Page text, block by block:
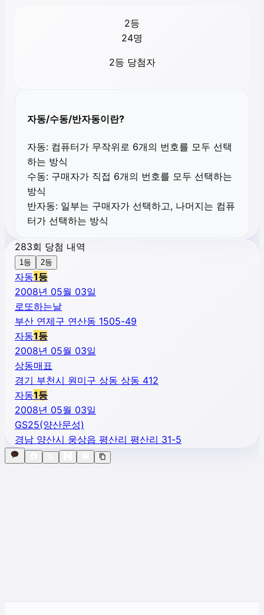
2등
24명
2등 당첨자
자동/수동/반자동이란?
자동: 컴퓨터가 무작위로 6개의 번호를 모두 선택
하는 방식
수동: 구매자가 직접 6개의 번호를 모두 선택하는
방식
반자동: 일부는 구매자가 선택하고, 나머지는 컴퓨
터가 선택하는 방식
283회 당첨 내역
1등 2등
자동1등
2008년 05월 03일
로또하는날
부산 연제구 연산동 1505-49
자동1등
2008년 05월 03일
상동매표
경기 부천시 원미구 상동 상동 412
자동1등
2008년 05월 03일
GS25(양산문성)
경남 양산시 웅상읍 평산리 평산리 31-5